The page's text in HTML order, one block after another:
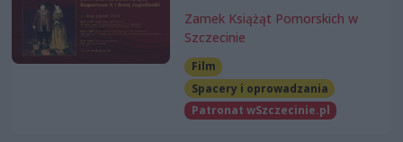
Zamek Książąt Pomorskich w
Szczecinie
Film
Spacery i oprowadzania
Patronat wSzczecinie.pl